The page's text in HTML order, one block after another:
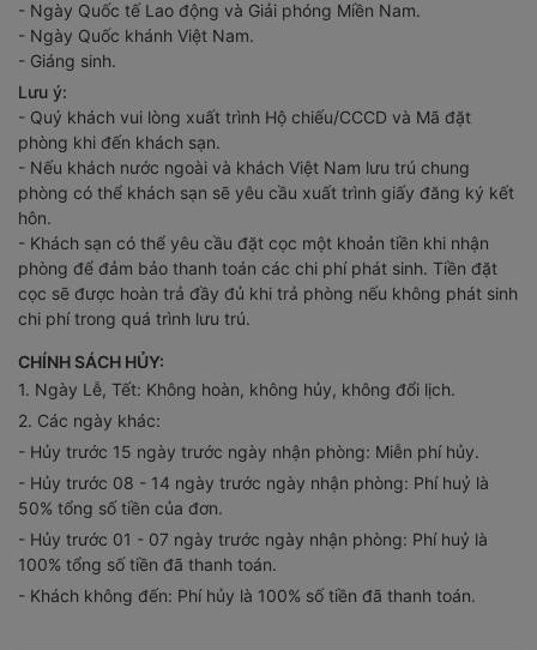
- Ngày Quốc tế Lao động và Giải phóng Miền Nam.
- Ngày Quốc khánh Việt Nam.
- Giáng sinh.
Lưu ý:
- Quý khách vui lòng xuất trình Hộ chiếu/CCCD và Mã đặt
phòng khi đến khách sạn.
- Nếu khách nước ngoài và khách Việt Nam lưu trú chung
phòng có thể khách sạn sẽ yêu cầu xuất trình giấy đăng ký kết
hôn.
- Khách sạn có thể yêu cầu đặt cọc một khoản tiền khi nhận
phòng để đảm bảo thanh toán các chi phí phát sinh. Tiền đặt
cọc sẽ được hoàn trả đầy đủ khi trả phòng nếu không phát sinh
chi phí trong quá trình lưu trú.
CHÍNH SÁCH HỦY:
1. Ngày Lễ, Tết: Không hoàn, không hủy, không đổi lịch.
2. Các ngày khác:
- Hủy trước 15 ngày trước ngày nhận phòng: Miễn phí hủy.
- Hủy trước 08 - 14 ngày trước ngày nhận phòng: Phí huỷ là
50% tổng số tiền của đơn.
- Hủy trước 01 - 07 ngày trước ngày nhận phòng: Phí huỷ là
100% tổng số tiền đã thanh toán.
- Khách không đến: Phí hủy là 100% số tiền đã thanh toán.